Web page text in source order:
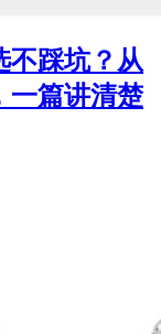
不踩坑？从
一篇讲清楚